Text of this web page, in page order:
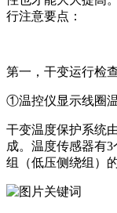
行注意要点：
第一，干变运行检
①温控仪显示线圈
干变温度保护系统
成。温度传感器有
组（低压侧绕组）